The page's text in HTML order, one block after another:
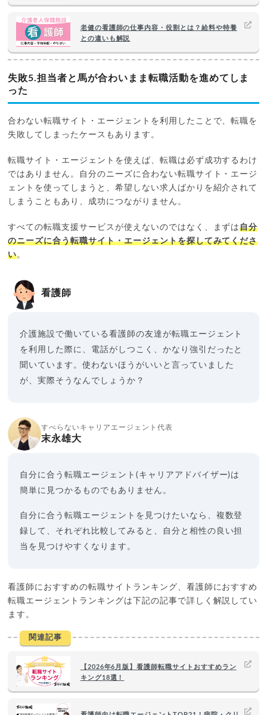
老健の看護師の仕事内容・役割とは？給料や特養
との違いも解説
失敗5.担当者と馬が合わいまま転職活動を進めてしま
った
合わない転職サイト・エージェントを利用したことで、転職を
失敗してしまったケースもあります。
転職サイト・エージェントを使えば、転職は必ず成功するわけ
ではありません。自分のニーズに合わない転職サイト・エージ
ェントを使ってしまうと、希望しない求人ばかりを紹介されて
しまうこともあり、成功につながりません。
すべての転職支援サービスが使えないのではなく、まずは自分
のニーズに合う転職サイト・エージェントを探してみてくださ
い。
看護師
介護施設で働いている看護師の友達が転職エージェント
を利用した際に、電話がしつこく、かなり強引だったと
聞いています。使わないほうがいいと言っていました
が、実際そうなんでしょうか？
すべらないキャリアエージェント代表
末永雄大
自分に合う転職エージェント(キャリアアドバイザー)は
簡単に見つかるものでもありません。
自分に合う転職エージェントを見つけたいなら、複数登
録して、それぞれ比較してみると、自分と相性の良い担
当を見つけやすくなります。
看護師におすすめの転職サイトランキング、看護師におすすめ
転職エージェントランキングは下記の記事で詳しく解説してい
ます。
関連記事
【2026年6月版】看護師転職サイトおすすめラン
キング18選！